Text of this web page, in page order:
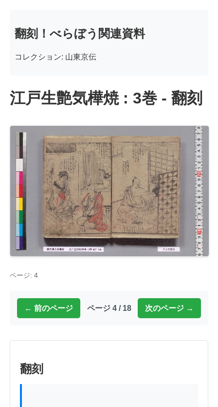
翻刻！べらぼう関連資料
コレクション: 山東京伝
江戸生艶気樺焼 : 3巻 - 翻刻
ページ: 4
← 前のページ ページ 4 / 18 次のページ →
翻刻